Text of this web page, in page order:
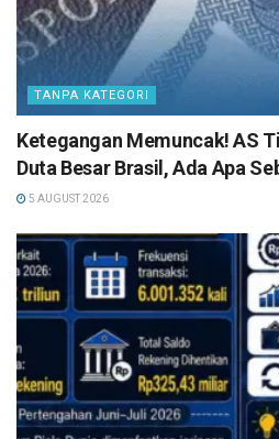
TANPA KATEGORI
Ketegangan Memuncak! AS
Duta Besar Brasil, Ada Apa
5 AUGUST 2026